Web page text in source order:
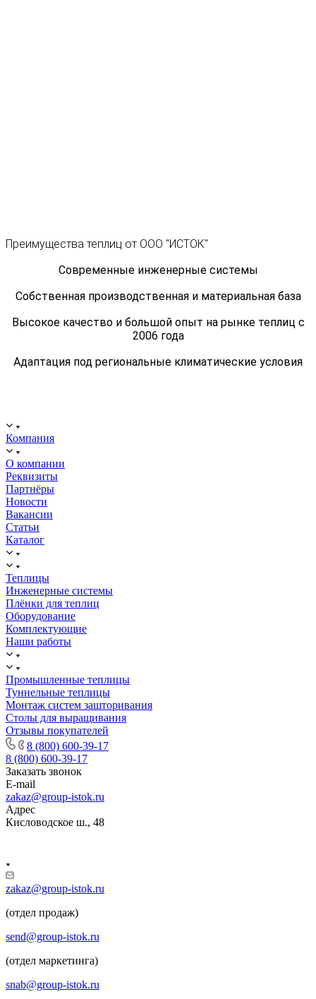
Преимущества теплиц от ООО "ИСТОК"
Современные инженерные системы
Собственная производственная и материальная база
Высокое качество и большой опыт на рынке теплиц с
2006 года
Адаптация под региональные климатические условия
Компания
О компании
Реквизиты
Партнёры
Новости
Вакансии
Статьи
Каталог
Теплицы
Инженерные системы
Плёнки для теплиц
Оборудование
Комплектующие
Наши работы
Промышленные теплицы
Туннельные теплицы
Монтаж систем зашторивания
Столы для выращивания
Отзывы покупателей
8 (800) 600-39-17
8 (800) 600-39-17
Заказать звонок
E-mail
zakaz@group-istok.ru
Адрес
Кисловодское ш., 48
zakaz@group-istok.ru
(отдел продаж)
send@group-istok.ru
(отдел маркетинга)
snab@group-istok.ru